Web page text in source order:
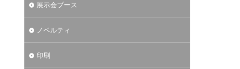
展示会ブース
ノベルティ
印刷